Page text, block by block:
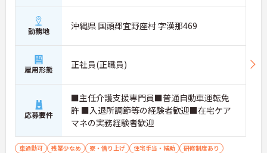
勤務地 沖縄県 国頭郡宜野座村 字漢那469
雇用形態 正社員(正職員)
応募要件
■主任介護支援専門員■普通自動車運転免
許 ■入退所調節等の経験者歓迎■在宅ケア
マネの実務経験者歓迎
車通勤可 残業少なめ 寮・借り上げ 住宅手当・補助
研修制度あり